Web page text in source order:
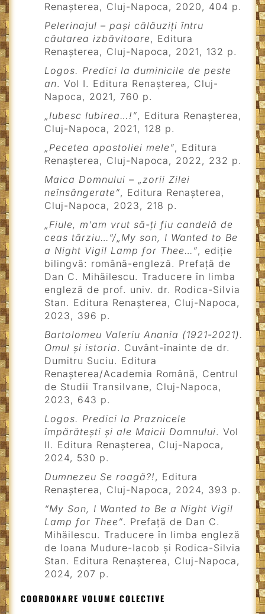
Renașterea, Cluj-Napoca, 2020, 404 p.
Pelerinajul – pași călăuziți întru
căutarea izbăvitoare, Editura
Renașterea, Cluj-Napoca, 2021, 132 p.
Logos. Predici la duminicile de peste
an. Vol I. Editura Renașterea, Cluj-
Napoca, 2021, 760 p.
„Iubesc Iubirea…!”, Editura Renașterea,
Cluj-Napoca, 2021, 128 p.
„Pecetea apostoliei mele”, Editura
Renașterea, Cluj-Napoca, 2022, 232 p.
Maica Domnului – „zorii Zilei
neînsângerate”, Editura Renașterea,
Cluj-Napoca, 2023, 218 p.
„Fiule, m’am vrut să-ți fiu candelă de
ceas târziu…”/„My son, I Wanted to Be
a Night Vigil Lamp for Thee…”, ediție
bilingvă: română-engleză. Prefață de
Dan C. Mihăilescu. Traducere în limba
engleză de prof. univ. dr. Rodica-Silvia
Stan. Editura Renașterea, Cluj-Napoca,
2023, 396 p.
Bartolomeu Valeriu Anania (1921-2021).
Omul și istoria. Cuvânt-înainte de dr.
Dumitru Suciu. Editura
Renașterea/Academia Română, Centrul
de Studii Transilvane, Cluj-Napoca,
2023, 643 p.
Logos. Predici la Praznicele
împărătești și ale Maicii Domnului. Vol
II. Editura Renașterea, Cluj-Napoca,
2024, 530 p.
Dumnezeu Se roagă?!, Editura
Renașterea, Cluj-Napoca, 2024, 393 p.
“My Son, I Wanted to Be a Night Vigil
Lamp for Thee”. Prefață de Dan C.
Mihăilescu. Traducere în limba engleză
de Ioana Mudure-Iacob și Rodica-Silvia
Stan. Editura Renașterea, Cluj-Napoca,
2024, 207 p.
COORDONARE VOLUME COLECTIVE